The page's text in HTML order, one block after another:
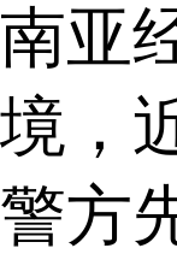
南亚
境，
警方